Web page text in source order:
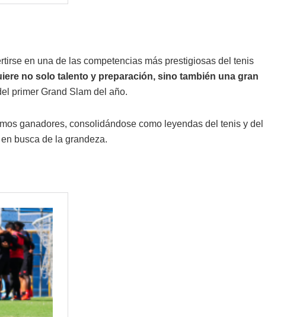
en una de las competencias más prestigiosas del tenis
no solo talento y preparación, sino también una gran
primer Grand Slam del año.
ganadores, consolidándose como leyendas del tenis y del
busca de la grandeza.